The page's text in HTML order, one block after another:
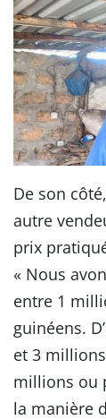
De son
autre
prix
« Nous
entre 1
guinéens.
et 3
millions ou
la manière